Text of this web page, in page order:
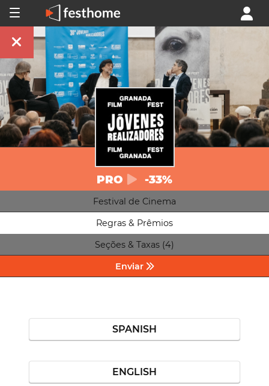
PRO -33%
Festival de Cinema
Regras & Prêmios
Seções & Taxas (4)
Enviar
SPANISH
ENGLISH